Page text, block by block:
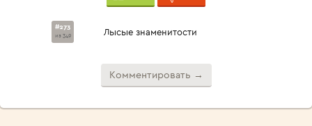
#273
из 349 Лысые знаменитости
Комментировать →